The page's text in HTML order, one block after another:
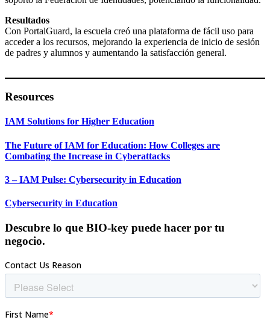
Resultados
Con PortalGuard, la escuela creó una plataforma de fácil uso para
acceder a los recursos, mejorando la experiencia de inicio de sesión
de padres y alumnos y aumentando la satisfacción general.
Resources
IAM Solutions for Higher Education
The Future of IAM for Education: How Colleges are
Combating the Increase in Cyberattacks
3 – IAM Pulse: Cybersecurity in Education
Cybersecurity in Education
Descubre lo que BIO-key puede hacer por tu
negocio.